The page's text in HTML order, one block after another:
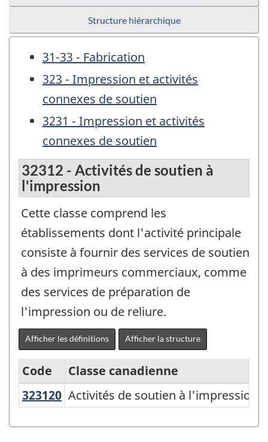
Structure hiérarchique
31-33 - Fabrication
323 - Impression et activités
connexes de soutien
3231 - Impression et activités
connexes de soutien
32312 - Activités de soutien à
l'impression
Cette classe comprend les
établissements dont l'activité principale
consiste à fournir des services de soutien
à des imprimeurs commerciaux, comme
des services de préparation de
l'impression ou de reliure.
Afficher les définitions Afficher la structure
Système
Code
Classe canadienne
323120 Activités de soutien à l'impression
Activités de soutien à l'impression